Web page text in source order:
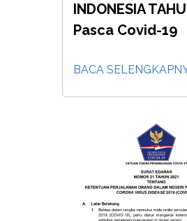
INDONESIA
Pasca Covid-19
BACA